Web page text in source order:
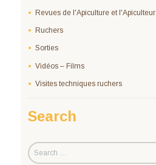
Revues de l'Apiculture et l'Apiculteur
Ruchers
Sorties
Vidéos – Films
Visites techniques ruchers
Search